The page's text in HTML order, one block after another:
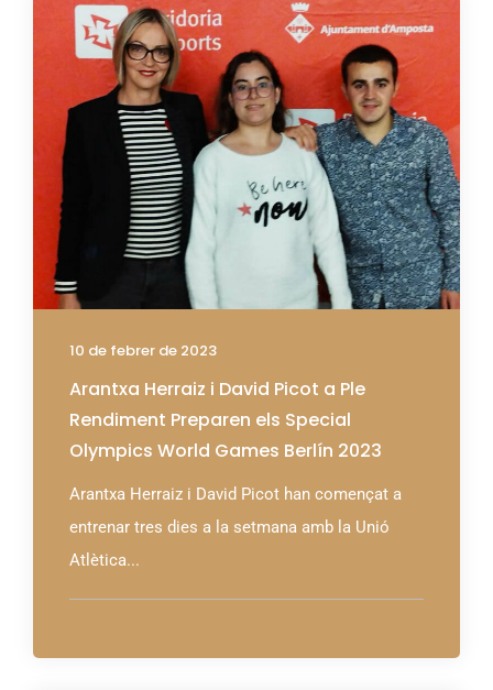
10 de febrer de 2023
Arantxa Herraiz i David Picot a Ple
Rendiment Preparen els Special
Olympics World Games Berlín 2023
Arantxa Herraiz i David Picot han començat a
entrenar tres dies a la setmana amb la Unió
Atlètica...